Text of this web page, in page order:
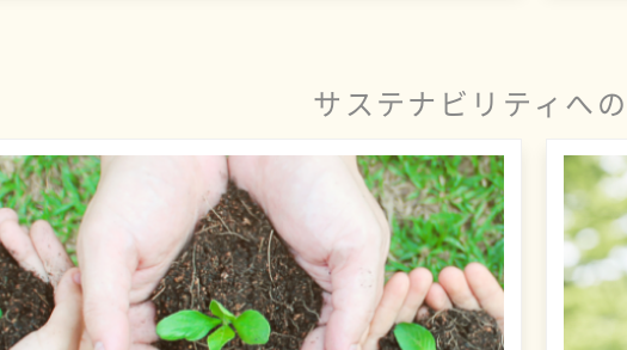
サステナビリティへ